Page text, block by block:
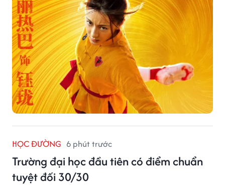
HỌC ĐƯỜNG 6 phút trước
Trường đại học đầu tiên có điểm chuẩn
tuyệt đối 30/30